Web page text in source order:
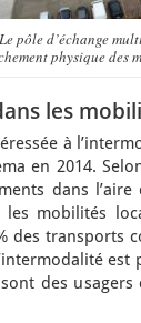
Le pôle d’échange
physique des
les
à
en 2014.
dans
les mobilités
des transports
des